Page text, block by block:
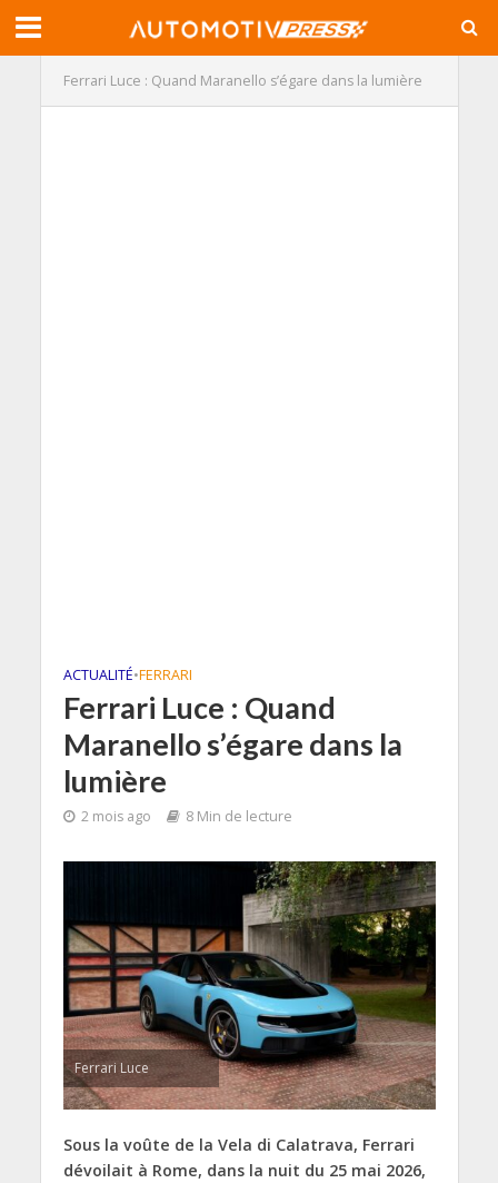
Ferrari Luce : Quand Maranello s’égare dans la lumière
ACTUALITÉ•FERRARI
Ferrari Luce : Quand
Maranello s’égare dans la
lumière
2 mois ago 8 Min de lecture
Ferrari Luce
Sous la voûte de la Vela di Calatrava, Ferrari
dévoilait à Rome, dans la nuit du 25 mai 2026,